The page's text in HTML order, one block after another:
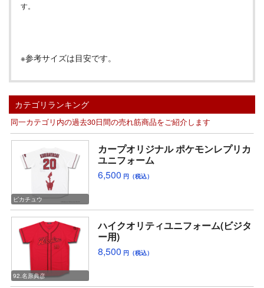
す。
※参考サイズは目安です。
カテゴリランキング
同一カテゴリ内の過去30日間の売れ筋商品をご紹介します
ピカチュウ
カープオリジナル ポケモンレプリカ
ユニフォーム
6,500 円（税込）
92.名原典彦
ハイクオリティユニフォーム(ビジタ
ー用)
8,500 円（税込）